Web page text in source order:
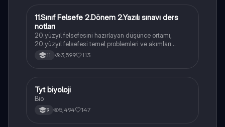
Felsefe
11.Sınıf Felsefe 2.Dönem 2.Yazılı sınavı ders
notları
20.yüzyıl felsefesini hazırlayan düşünce ortamı,
20.yüzyıl felsefesi temel problemleri ve akımları
konularını içermektedir
11 3,599 113
Biyoloji
Tyt biyoloji
Bio
9 5,494 147